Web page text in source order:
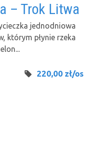
– Trok Litwa
jednodniowa
którym płynie rzeka
220,00 zł/os